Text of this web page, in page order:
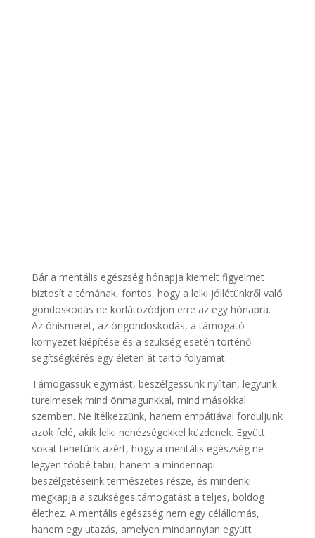
Bár a mentális egészség hónapja kiemelt figyelmet
biztosít a témának, fontos, hogy a lelki jóllétünkről való
gondoskodás ne korlátozódjon erre az egy hónapra.
Az önismeret, az öngondoskodás, a támogató
környezet kiépítése és a szükség esetén történő
segítségkérés egy életen át tartó folyamat.
Támogassuk egymást, beszélgessünk nyíltan, legyünk
türelmesek mind önmagunkkal, mind másokkal
szemben. Ne ítélkezzünk, hanem empátiával forduljunk
azok felé, akik lelki nehézségekkel küzdenek. Együtt
sokat tehetünk azért, hogy a mentális egészség ne
legyen többé tabu, hanem a mindennapi
beszélgetéseink természetes része, és mindenki
megkapja a szükséges támogatást a teljes, boldog
élethez. A mentális egészség nem egy célállomás,
hanem egy utazás, amelyen mindannyian együtt